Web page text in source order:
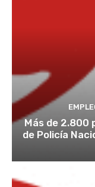
Más de 2.800
de Policía